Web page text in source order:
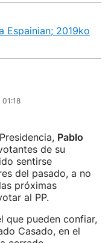
Espainian; 2019ko
Pablo
de su
sentirse
del pasado, a no
próximas
al PP.
que pueden confiar,
Casado, en el